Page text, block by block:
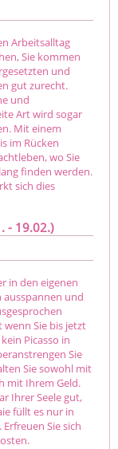
Arbeitsalltag
Sie kommen
und
gut zurecht.
und
Art wird sogar
Mit einem
im Rücken
wo Sie
finden werden.
sich dies
- 19.02.)
in den eigenen
ausspannen und
wenn Sie bis jetzt
Picasso in
Sie
Sie sowohl mit
mit Ihrem Geld.
Ihrer Seele gut,
füllt es nur in
Sie sich